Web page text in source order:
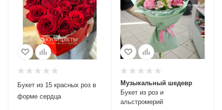
Букет из 15 красных роз в
форме сердца
Букет из роз и
альстромерий
Музыкальный шедевр